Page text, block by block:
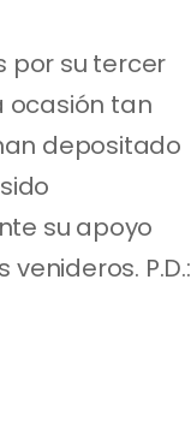
por su tercer
ocasión tan
depositado
su apoyo
P.D.: